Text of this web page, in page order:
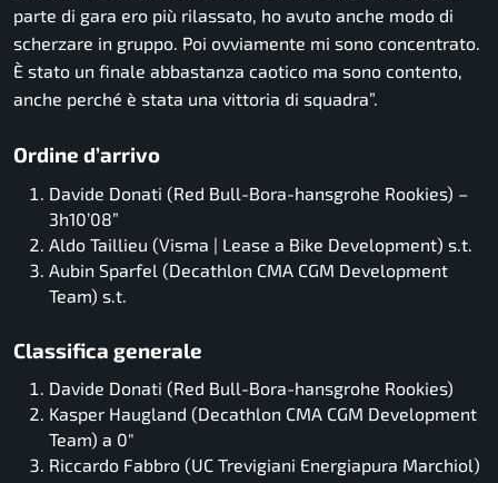
parte di gara ero più rilassato, ho avuto anche modo di
scherzare in gruppo. Poi ovviamente mi sono concentrato.
È stato un finale abbastanza caotico ma sono contento,
anche perché è stata una vittoria di squadra”.
Ordine d’arrivo
Davide Donati (Red Bull-Bora-hansgrohe Rookies) –
3h10’08”
Aldo Taillieu (Visma | Lease a Bike Development) s.t.
Aubin Sparfel (Decathlon CMA CGM Development
Team) s.t.
Classifica generale
Davide Donati (Red Bull-Bora-hansgrohe Rookies)
Kasper Haugland (Decathlon CMA CGM Development
Team) a 0″
Riccardo Fabbro (UC Trevigiani Energiapura Marchiol)